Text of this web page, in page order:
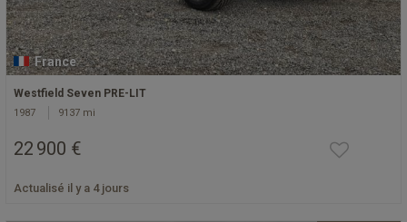
France
Westfield Seven PRE-LIT
1987 9137 mi
22 900 €
Actualisé il y a 4 jours